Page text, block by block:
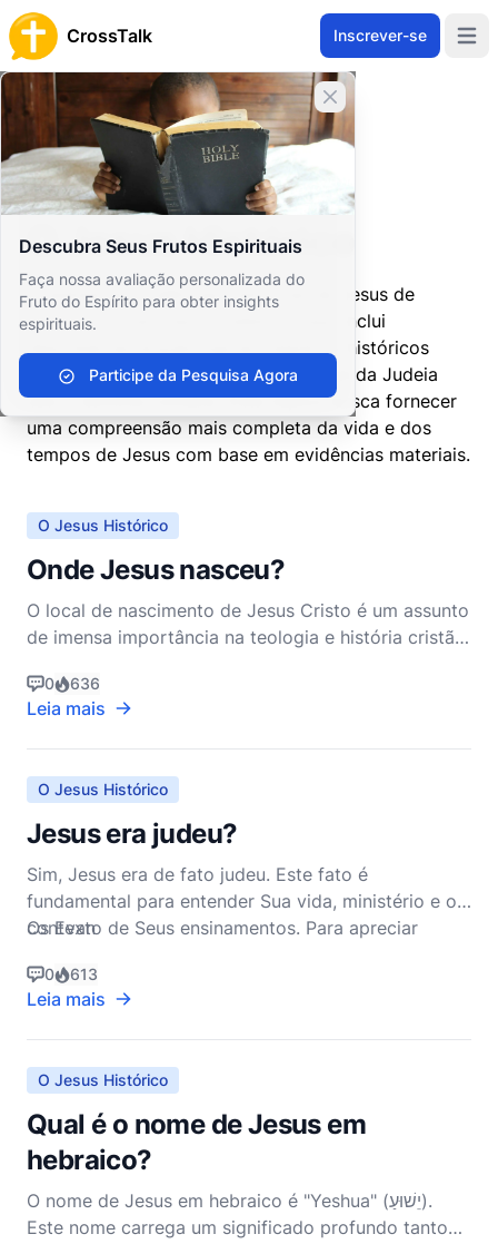
CrossTalk Inscrever-se
Fechar banner
Descubra Seus Frutos Espirituais
Faça nossa avaliação personalizada do
Fruto do Espírito para obter insights
espirituais.
Participe da Pesquisa Agora
Home
Arquivo de Perguntas
Novo Testamento
Os Evangelhos
O Jesus Histórico
O Jesus Histórico
Investiga as evidências históricas de Jesus de
Nazaré fora dos textos bíblicos. Isso inclui
descobertas arqueológicas, registros históricos
contemporâneos e o contexto cultural da Judeia
sob o domínio romano. Este tópico busca fornecer
uma compreensão mais completa da vida e dos
tempos de Jesus com base em evidências materiais.
O Jesus Histórico
Onde Jesus nasceu?
O local de nascimento de Jesus Cristo é um assunto
de imensa importância na teologia e história cristã.
em Belém, uma pequena cidade na região da Judeia.
Esta afirmação é encontrada em dois dos quatro
Evangelhos: Mateus e Lucas, que fornecem os
relatos p
0 636
Leia mais
O Jesus Histórico
Jesus era judeu?
Sim, Jesus era de fato judeu. Este fato é
fundamental para entender Sua vida, ministério e o
contexto de Seus ensinamentos. Para apreciar
Jesus, devemos nos aprofundar no ambiente
histórico, cultural e religioso da Judeia do primeiro
século.
Os Evan
0 613
Leia mais
O Jesus Histórico
Qual é o nome de Jesus em
hebraico?
O nome de Jesus em hebraico é "Yeshua" (יֵשׁוּעַ).
Este nome carrega um significado profundo tanto